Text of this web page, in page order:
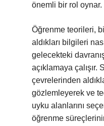
önemli bir rol oynar.
Öğrenme teorileri,
aldıkları bilgileri
gelecekteki
açıklamaya çalışır.
çevrelerinden
gözlemleyerek ve
uyku alanlarını
öğrenme